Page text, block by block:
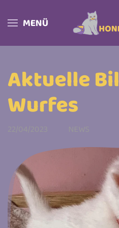
Skip to main content
MENÜ
Aktuelle
Wurfes